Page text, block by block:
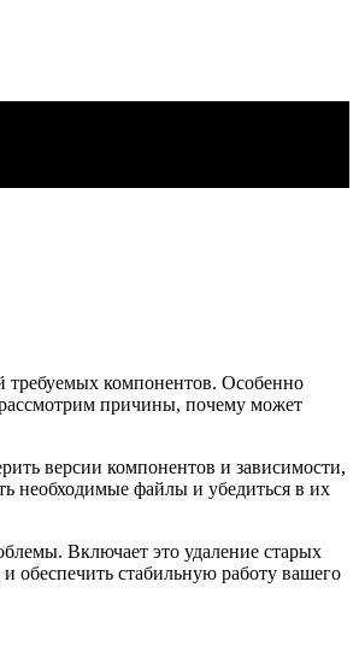
требуемых компонентов. Особенно
причины, почему может
версии компонентов и зависимости,
необходимые файлы и убедиться в их
Включает это удаление старых
обеспечить стабильную работу вашего